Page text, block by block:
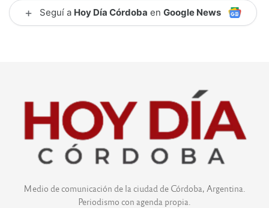
+ Seguí a Hoy Día Córdoba en Google News
Medio de comunicación de la ciudad de Córdoba, Argentina.
Periodismo con agenda propia.